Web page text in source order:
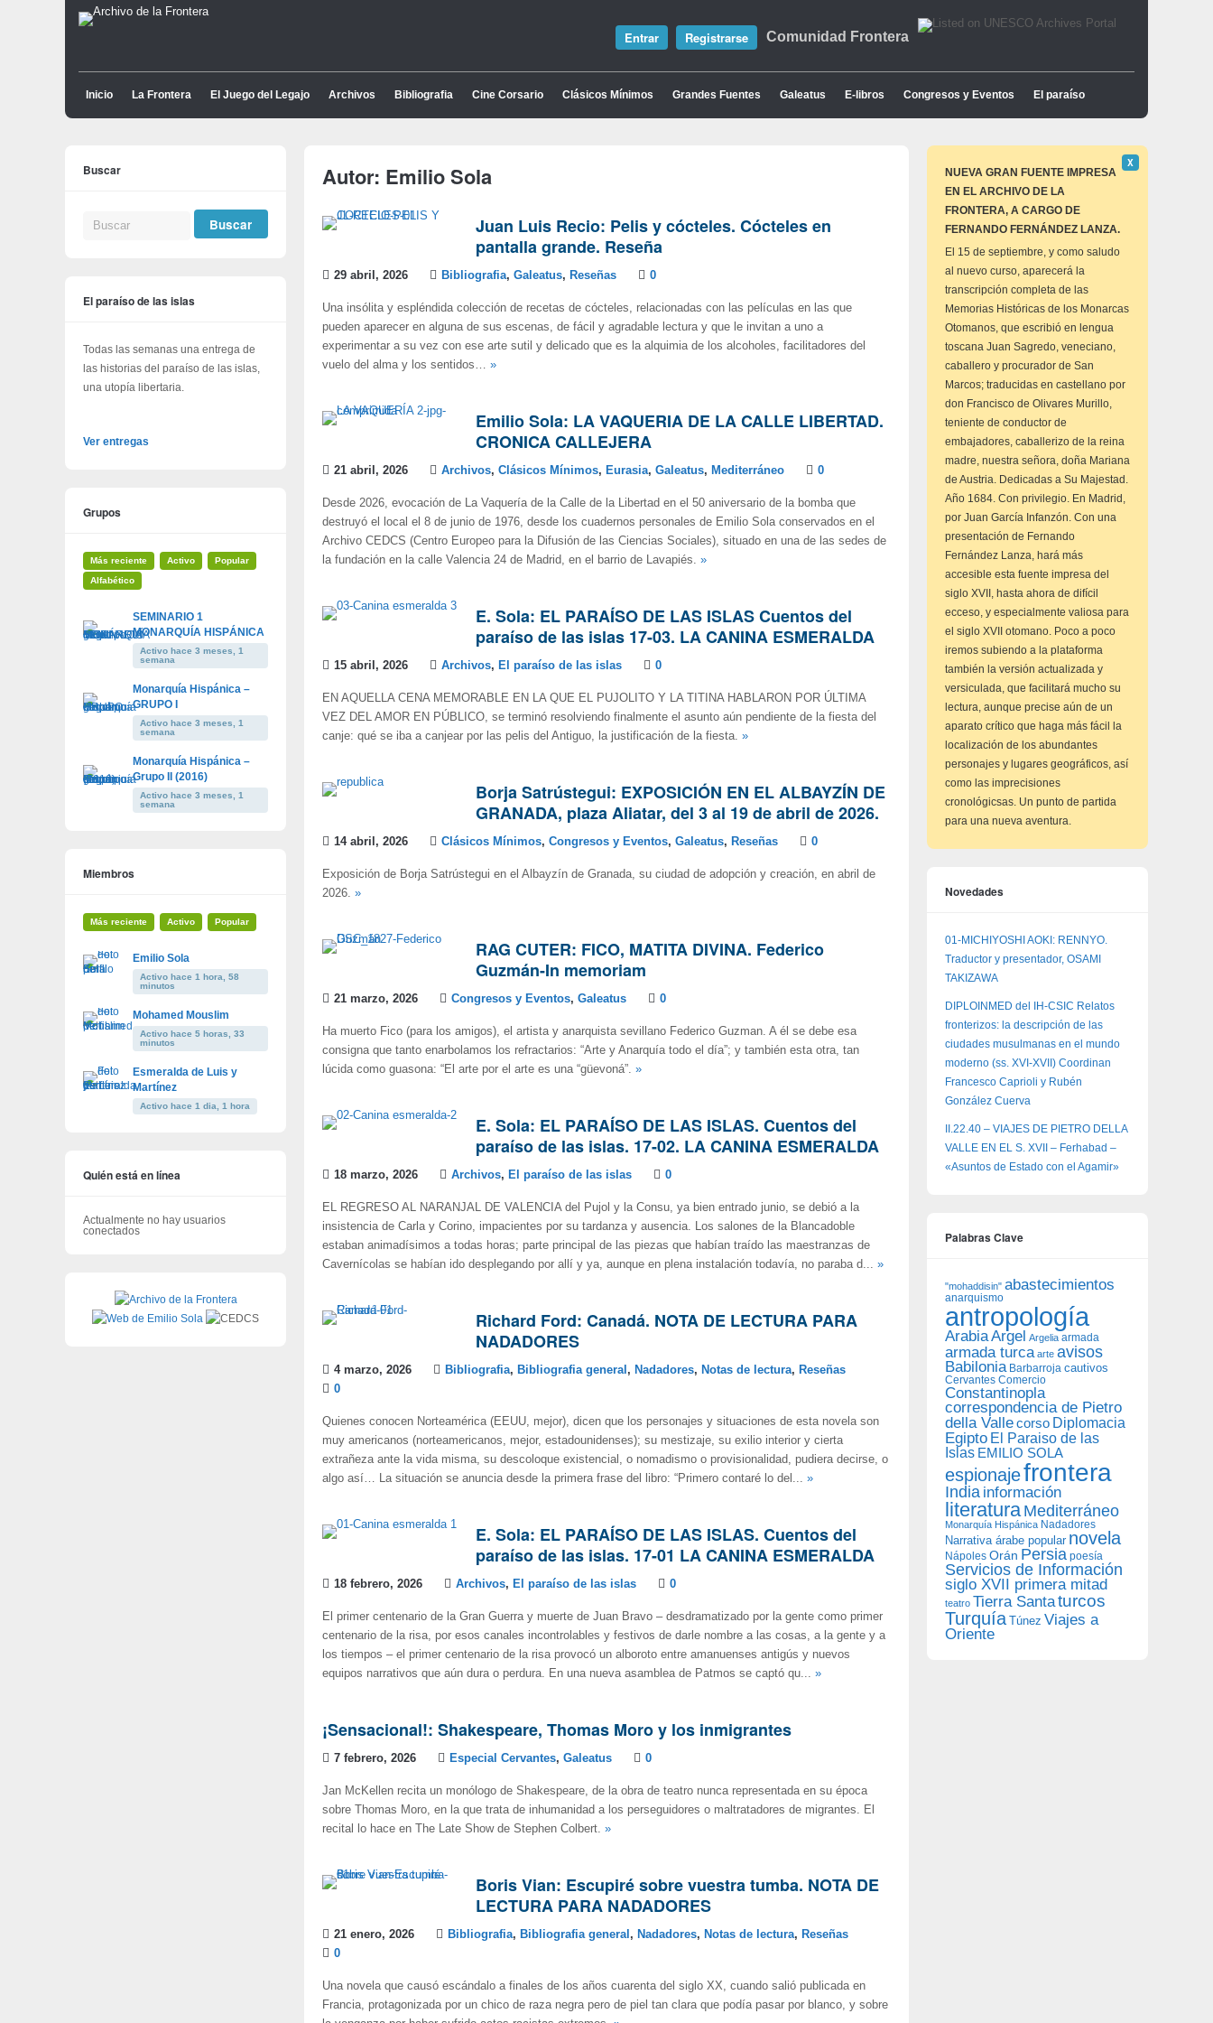
Comunidad Frontera
Entrar Registrarse
Inicio La Frontera El Juego del Legajo Archivos Bibliografia Cine Corsario Clásicos Mínimos Grandes Fuentes Galeatus E-libros Congresos y Eventos El paraíso
Autor: Emilio Sola
Juan Luis Recio: Pelis y cócteles. Cócteles en
pantalla grande. Reseña
29 abril, 2026 Bibliografia, Galeatus, Reseñas 0
Una insólita y espléndida colección de recetas de cócteles, relacionadas con las películas en las que
pueden aparecer en alguna de sus escenas, de fácil y agradable lectura y que le invitan a uno a
experimentar a su vez con ese arte sutil y delicado que es la alquimia de los alcoholes, facilitadores del
vuelo del alma y los sentidos… »
Emilio Sola: LA VAQUERIA DE LA CALLE LIBERTAD.
CRONICA CALLEJERA
21 abril, 2026 Archivos, Clásicos Mínimos, Eurasia, Galeatus, Mediterráneo 0
Desde 2026, evocación de La Vaquería de la Calle de la Libertad en el 50 aniversario de la bomba que
destruyó el local el 8 de junio de 1976, desde los cuadernos personales de Emilio Sola conservados en el
Archivo CEDCS (Centro Europeo para la Difusión de las Ciencias Sociales), situado en una de las sedes de
la fundación en la calle Valencia 24 de Madrid, en el barrio de Lavapiés. »
E. Sola: EL PARAÍSO DE LAS ISLAS Cuentos del
paraíso de las islas 17-03. LA CANINA ESMERALDA
15 abril, 2026 Archivos, El paraíso de las islas 0
EN AQUELLA CENA MEMORABLE EN LA QUE EL PUJOLITO Y LA TITINA HABLARON POR ÚLTIMA
VEZ DEL AMOR EN PÚBLICO, se terminó resolviendo finalmente el asunto aún pendiente de la fiesta del
canje: qué se iba a canjear por las pelis del Antiguo, la justificación de la fiesta. »
Borja Satrústegui: EXPOSICIÓN EN EL ALBAYZÍN DE
GRANADA, plaza Aliatar, del 3 al 19 de abril de 2026.
14 abril, 2026 Clásicos Mínimos, Congresos y Eventos, Galeatus, Reseñas 0
Exposición de Borja Satrústegui en el Albayzín de Granada, su ciudad de adopción y creación, en abril de
2026. »
RAG CUTER: FICO, MATITA DIVINA. Federico
Guzmán-In memoriam
21 marzo, 2026 Congresos y Eventos, Galeatus 0
Ha muerto Fico (para los amigos), el artista y anarquista sevillano Federico Guzman. A él se debe esa
consigna que tanto enarbolamos los refractarios: “Arte y Anarquía todo el día”; y también esta otra, tan
lúcida como guasona: “El arte por el arte es una “güevoná”. »
E. Sola: EL PARAÍSO DE LAS ISLAS. Cuentos del
paraíso de las islas. 17-02. LA CANINA ESMERALDA
18 marzo, 2026 Archivos, El paraíso de las islas 0
EL REGRESO AL NARANJAL DE VALENCIA del Pujol y la Consu, ya bien entrado junio, se debió a la
insistencia de Carla y Corino, impacientes por su tardanza y ausencia. Los salones de la Blancadoble
estaban animadísimos a todas horas; parte principal de las piezas que habían traído las maestranzas de
Cavernícolas se habían ido desplegando por allí y ya, aunque en plena instalación todavía, no paraba d... »
Richard Ford: Canadá. NOTA DE LECTURA PARA
NADADORES
4 marzo, 2026 Bibliografia, Bibliografia general , Nadadores, Notas de lectura, Reseñas
0
Quienes conocen Norteamérica (EEUU, mejor), dicen que los personajes y situaciones de esta novela son
muy americanos (norteamericanos, mejor, estadounidenses); su mestizaje, su exilio interior y cierta
extrañeza ante la vida misma, su descoloque existencial, o nomadismo o provisionalidad, pudiera decirse, o
algo así… La situación se anuncia desde la primera frase del libro: “Primero contaré lo del... »
E. Sola: EL PARAÍSO DE LAS ISLAS. Cuentos del
paraíso de las islas. 17-01 LA CANINA ESMERALDA
18 febrero, 2026 Archivos, El paraíso de las islas 0
El primer centenario de la Gran Guerra y muerte de Juan Bravo – desdramatizado por la gente como primer
centenario de la risa, por esos canales incontrolables y festivos de darle nombre a las cosas, a la gente y a
los tiempos – el primer centenario de la risa provocó un alboroto entre amanuenses antigús y nuevos
equipos narrativos que aún dura o perdura. En una nueva asamblea de Patmos se captó qu... »
¡Sensacional!: Shakespeare, Thomas Moro y los inmigrantes
7 febrero, 2026 Especial Cervantes, Galeatus 0
Jan McKellen recita un monólogo de Shakespeare, de la obra de teatro nunca representada en su época
sobre Thomas Moro, en la que trata de inhumanidad a los perseguidores o maltratadores de migrantes. El
recital lo hace en The Late Show de Stephen Colbert. »
Boris Vian: Escupiré sobre vuestra tumba. NOTA DE
LECTURA PARA NADADORES
21 enero, 2026 Bibliografia, Bibliografia general , Nadadores, Notas de lectura, Reseñas
0
Una novela que causó escándalo a finales de los años cuarenta del siglo XX, cuando salió publicada en
Francia, protagonizada por un chico de raza negra pero de piel tan clara que podía pasar por blanco, y sobre
Buscar
El paraíso de las islas
Todas las semanas una entrega de
las historias del paraíso de las islas,
una utopía libertaria.
Ver entregas
Grupos
Más reciente Activo
Popular
Alfabético
SEMINARIO 1
MONARQUÍA HISPÁNICA
Activo hace 3 meses, 1
semana
Monarquía Hispánica –
GRUPO I
Activo hace 3 meses, 1
semana
Monarquía Hispánica –
Grupo II (2016)
Activo hace 3 meses, 1
semana
Miembros
Más reciente Activo Popular
Emilio Sola
Activo hace 1 hora, 58
minutos
Mohamed Mouslim
Activo hace 5 horas, 33
minutos
Esmeralda de Luis y
Martínez
Activo hace 1 dia, 1 hora
Quién está en línea
Actualmente no hay usuarios
conectados
NUEVA GRAN FUENTE IMPRESA
EN EL ARCHIVO DE LA
FRONTERA, A CARGO DE
FERNANDO FERNÁNDEZ LANZA.
Descartar
este
Χ
El 15 de septiembre, y como saludo
al nuevo curso, aparecerá la
transcripción completa de las
Memorias Históricas de los Monarcas
Otomanos, que escribió en lengua
toscana Juan Sagredo, veneciano,
caballero y procurador de San
Marcos; traducidas en castellano por
don Francisco de Olivares Murillo,
teniente de conductor de
embajadores, caballerizo de la reina
madre, nuestra señora, doña Mariana
de Austria. Dedicadas a Su Majestad.
Año 1684. Con privilegio. En Madrid,
por Juan García Infanzón. Con una
presentación de Fernando
Fernández Lanza, hará más
accesible esta fuente impresa del
siglo XVII, hasta ahora de difícil
ecceso, y especialmente valiosa para
el siglo XVII otomano. Poco a poco
iremos subiendo a la plataforma
también la versión actualizada y
versiculada, que facilitará mucho su
lectura, aunque precise aún de un
aparato crítico que haga más fácil la
localización de los abundantes
personajes y lugares geográficos, así
como las imprecisiones
cronológicsas. Un punto de partida
para una nueva aventura.
Novedades
01-MICHIYOSHI AOKI: RENNYO.
Traductor y presentador, OSAMI
TAKIZAWA
DIPLOINMED del IH-CSIC Relatos
fronterizos: la descripción de las
ciudades musulmanas en el mundo
moderno (ss. XVI-XVII) Coordinan
Francesco Caprioli y Rubén
González Cuerva
II.22.40 – VIAJES DE PIETRO DELLA
VALLE EN EL S. XVII – Ferhabad –
«Asuntos de Estado con el Agamir»
Palabras Clave
"mohaddisin" abastecimientos
anarquismo
antropología
ArabiaArgel Argelia armada
armada turca arte avisos
Babilonia Barbarroja cautivos
Cervantes Comercio
Constantinopla
correspondencia de Pietro
della Vallecorso Diplomacia
Egipto El Paraiso de las
Islas EMILIO SOLA
espionajefrontera
India información
literatura Mediterráneo
Monarquía Hispánica Nadadores
Narrativa árabe popular novela
Nápoles Orán Persia poesía
Servicios de Información
siglo XVII primera mitad
teatro Tierra Santaturcos
Turquía Túnez Viajes a
Oriente